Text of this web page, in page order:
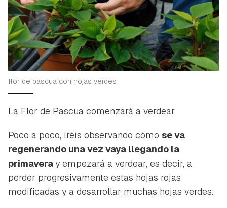
flor de pascua con hojas verdes
La Flor de Pascua comenzará a verdear
Poco a poco, iréis observando cómo se va
regenerando una vez vaya llegando la
primaveray empezará a verdear, es decir, a
perder progresivamente estas hojas rojas
modificadas y a desarrollar muchas hojas verdes.